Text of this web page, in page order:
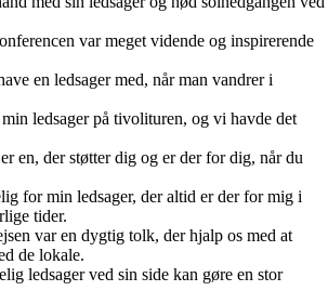
var meget vidende og inspirerende
en ledsager med, når man vandrer i
ledsager på tivolituren, og vi havde det
en, der støtter dig og er der for dig, når du
for min ledsager, der altid er der for mig i
tider.
var en dygtig tolk, der hjalp os med at
de lokale.
ledsager ved sin side kan gøre en stor